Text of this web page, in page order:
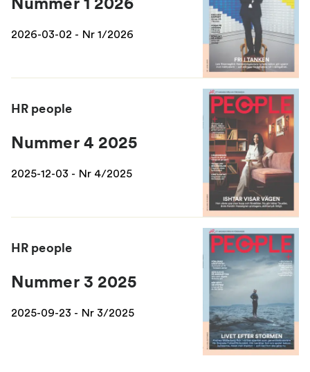
2026-03-02 - Nr 1/2026
HR people
Nummer 4 2025
2025-12-03 - Nr 4/2025
HR people
Nummer 3 2025
2025-09-23 - Nr 3/2025